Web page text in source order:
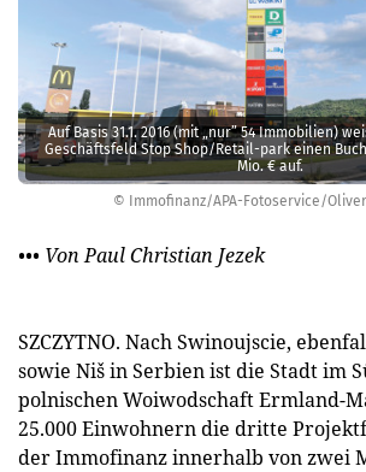
© Immofinanz/APA-Fotoservice/
Auf Basis 31.1. 2016 (mit „nur” 54 Immobilien)
Geschäftsfeld Stop Shop/Retail­-park einen
Mio. € auf.
••• Von Paul Christian Jezek
SZCZYTNO. Nach Swinoujscie,
sowie Niš in Serbien ist die Stadt im
polnischen Woiwodschaft Ermland-
25.000 Einwohnern die dritte
der Immofinanz innerhalb von zwei